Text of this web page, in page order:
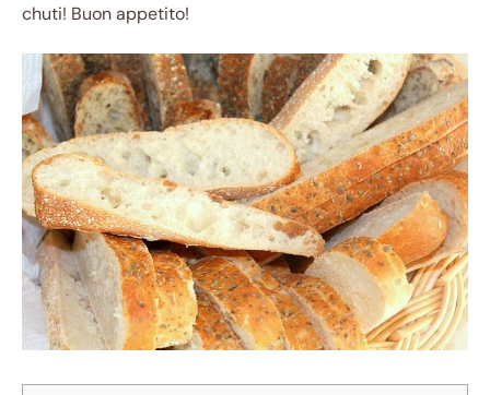
chuti! Buon appetito!